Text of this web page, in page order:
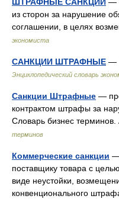
из сторон за нарушение
соглашении, в целях
экономиста
САНКЦИИ ШТРАФНЫЕ —
Энциклопедический словарь
Санкции Штрафные —
контрактом штрафы за
Словарь бизнес
терминов
Коммерческие санкции —
поставщику товара с
виде неустойки,
конвенционального